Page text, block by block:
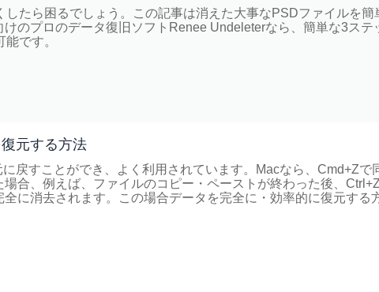
たら困るでしょう。この記事は消えた大事なPSDファイルを簡
のプロのデータ復旧ソフトRenee Undeleterなら、簡単な3ステ
です。
元する方法
戻すことができ、よく利用されています。Macなら、Cmd+Zで
合、例えば、ファイルのコピー・ペーストが終わった後、
に消去されます。この場合データを完全に・効率的に復元する